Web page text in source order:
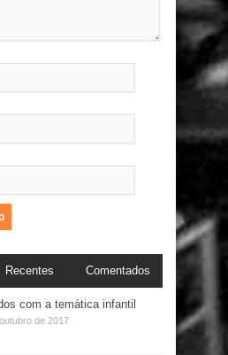
Recentes Comentados
com a temática infantil
de 2017